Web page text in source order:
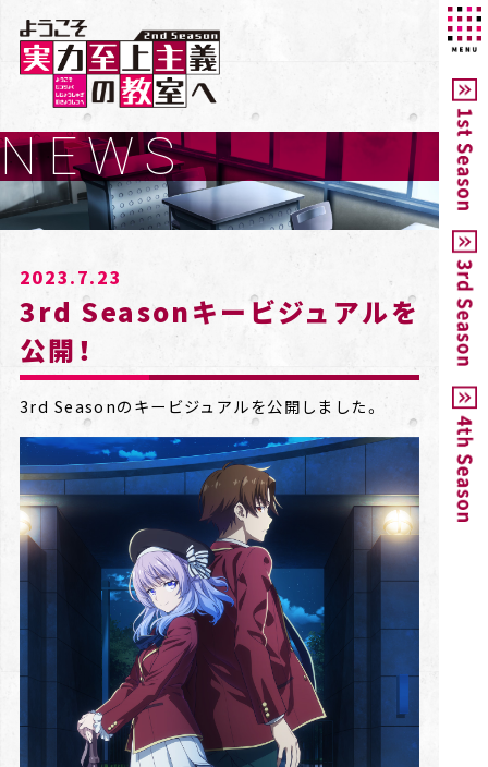
NEWS
2023.7.23
3rd Seasonキービジュアルを
公開！
3rd Seasonのキービジュアルを公開しました。